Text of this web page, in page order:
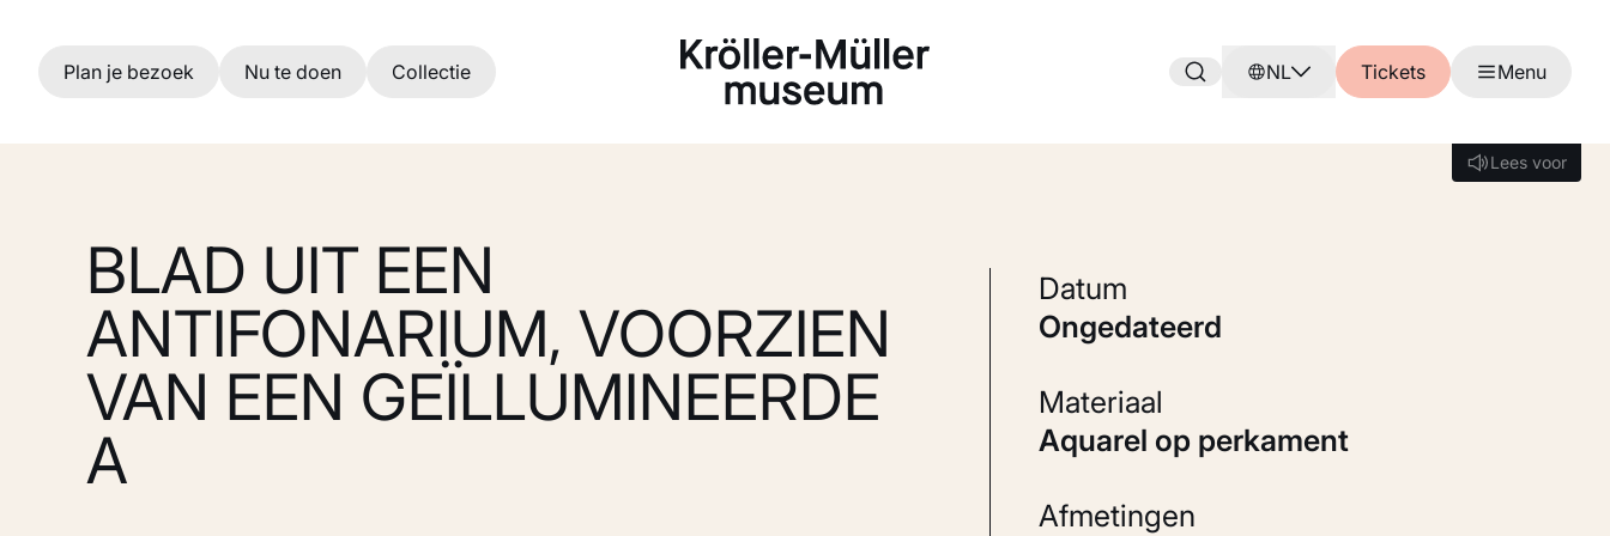
Ga naar hoofdinhoud
Plan je bezoek Nu te doen Collectie NL Tickets Menu
Lees voor
Lees voor
BLAD UIT EEN
ANTIFONARIUM, VOORZIEN
VAN EEN GEÏLLUMINEERDE
A
Datum
ongedateerd
Materiaal
Aquarel op perkament
Afmetingen